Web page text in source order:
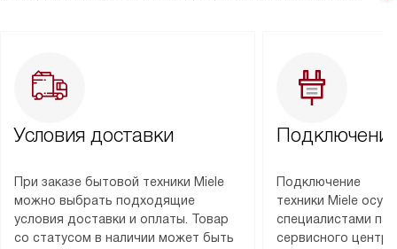
Условия доставки
При заказе бытовой техники Miele
можно выбрать подходящие
условия доставки и оплаты. Товар
со статусом в наличии может быть
Подключение
техники Miele
специалистами
сервисного